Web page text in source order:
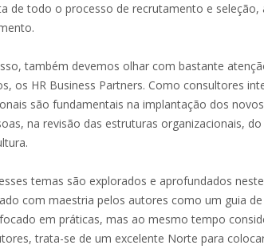
de todo o processo de recrutamento e seleção,
também devemos olhar com bastante
os HR Business Partners. Como consultores
são fundamentais na implantação dos
na revisão das estruturas organizacionais,
temas são explorados e aprofundados
com maestria pelos autores como um guia
em práticas, mas ao mesmo tempo
trata-se de um excelente Norte para